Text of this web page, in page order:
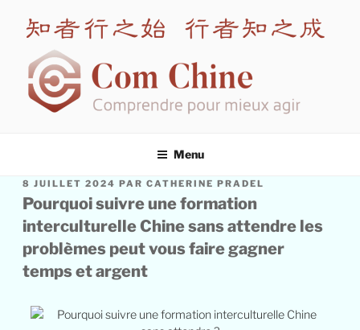
Menu
8 JUILLET 2024 PARCATHERINE PRADEL
Pourquoi suivre une formation
interculturelle Chine sans attendre les
problèmes peut vous faire gagner
temps et argent